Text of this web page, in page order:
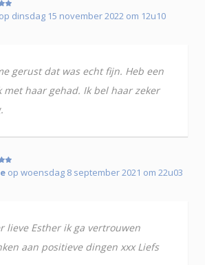
op dinsdag 15 november 2022 om 12u10
gerust dat was echt fijn. Heb een
met haar gehad. Ik bel haar zeker
op woensdag 8 september 2021 om 22u03
lieve Esther ik ga vertrouwen
aan positieve dingen xxx Liefs